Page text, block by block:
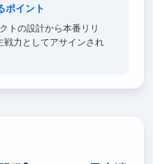
ポイント
トの設計から本番リリ
戦力としてアサインされ
フレックス — コアタイ